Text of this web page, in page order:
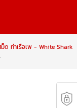
สม็ด ท่าเรือเพ - White Shark